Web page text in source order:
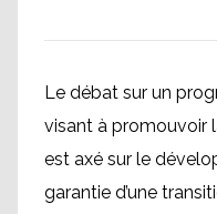
Le débat sur un
visant à promouvoir
est axé sur le
garantie d’une